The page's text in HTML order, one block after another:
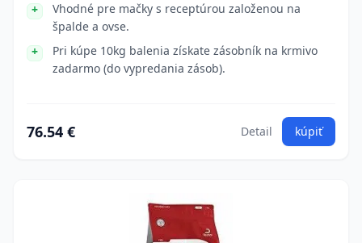
Vhodné pre mačky s receptúrou založenou na
špalde a ovse.
Pri kúpe 10kg balenia získate zásobník na krmivo
zadarmo (do vypredania zásob).
76.54 € Detail kúpiť